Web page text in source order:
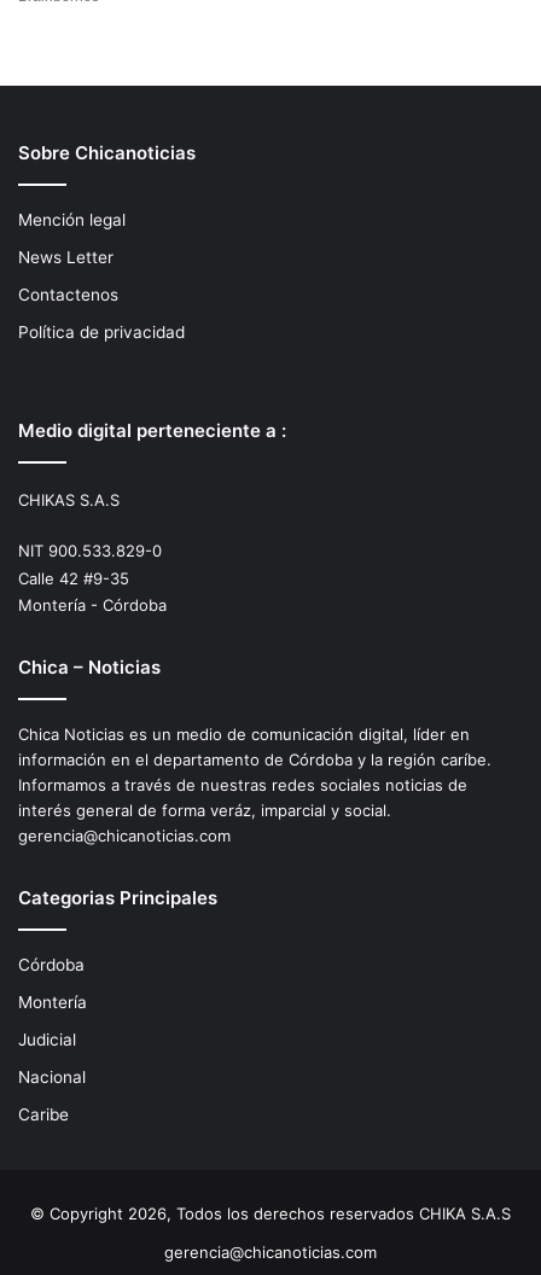
Sobre Chicanoticias
Mención legal
News Letter
Contactenos
Política de privacidad
Medio digital perteneciente a :
CHIKAS S.A.S
NIT 900.533.829-0
Calle 42 #9-35
Montería - Córdoba
Chica – Noticias
Chica Noticias es un medio de comunicación digital, líder en
información en el departamento de Córdoba y la región caríbe.
Informamos a través de nuestras redes sociales noticias de
interés general de forma veráz, imparcial y social.
gerencia@chicanoticias.com
Categorias Principales
Córdoba
Montería
Judicial
Nacional
Caribe
© Copyright 2026, Todos los derechos reservados CHIKA S.A.S
gerencia@chicanoticias.com